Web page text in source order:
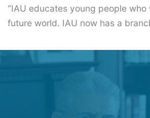
“IAU educates young people who
future world. IAU now has a